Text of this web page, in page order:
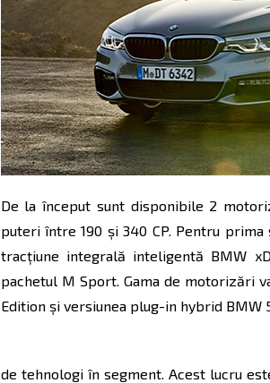
De la început sunt disponibile 2
puteri între 190 şi 340 CP. Pentru
tracţiune integrală inteligentă BMW
pachetul M Sport. Gama de motorizări
Edition şi versiunea plug-in hybrid BMW
de tehnologi în segment. Acest lucru